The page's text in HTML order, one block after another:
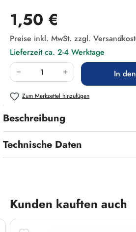
Regulärer Preis:
1,50 €
Preise inkl. MwSt. zzgl.
Lieferzeit ca. 2-4 Werktage
Produkt Anzahl: Gib den
In
Zum Merkzettel hinzufügen
Beschreibung
Technische Daten
Produktgalerie überspringen
Kunden kauften auch